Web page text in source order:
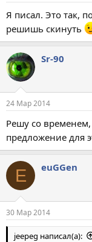
Я писал. Это так,
решишь скинуть
Sr-90
24 Мар 2014
Решу со
предложение для
E euGGen
30 Мар 2014
jeepeg написал(а):